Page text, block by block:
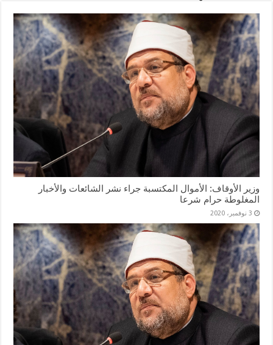
وزير الأوقاف: الأموال المكتسبة جراء نشر الشائعات والأخبار
المغلوطة حرام شرعا
3 نوفمبر، 2020